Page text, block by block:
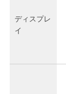
ディスプレ
イ